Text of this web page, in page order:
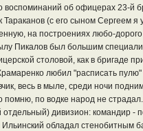
воспоминаний об офицерах 23-й
Тараканов (с его сыном Сергеем
на построениях любо-
Пикалов был большим
столовой, как в бригаде
любил "расписать пулю"
весь в мыле, среди ночи
помню, по водке народ не
отдельный) дивизион: командир -
Ильинский обладал стенобитным